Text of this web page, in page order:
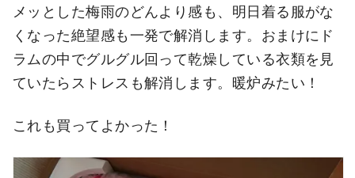
メッとした梅雨のどんより感も、明日着る服がな
くなった絶望感も一発で解消します。おまけにド
ラムの中でグルグル回って乾燥している衣類を見
ていたらストレスも解消します。暖炉みたい！
これも買ってよかった！